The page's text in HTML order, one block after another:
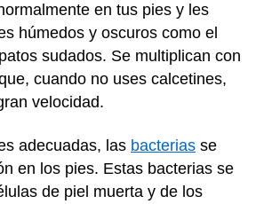
en tus pies y les
húmedos y oscuros como el
sudados. Se multiplican con
cuando no uses calcetines,
velocidad.
adecuadas, las bacterias se
en los pies. Estas bacterias se
de piel muerta y de los